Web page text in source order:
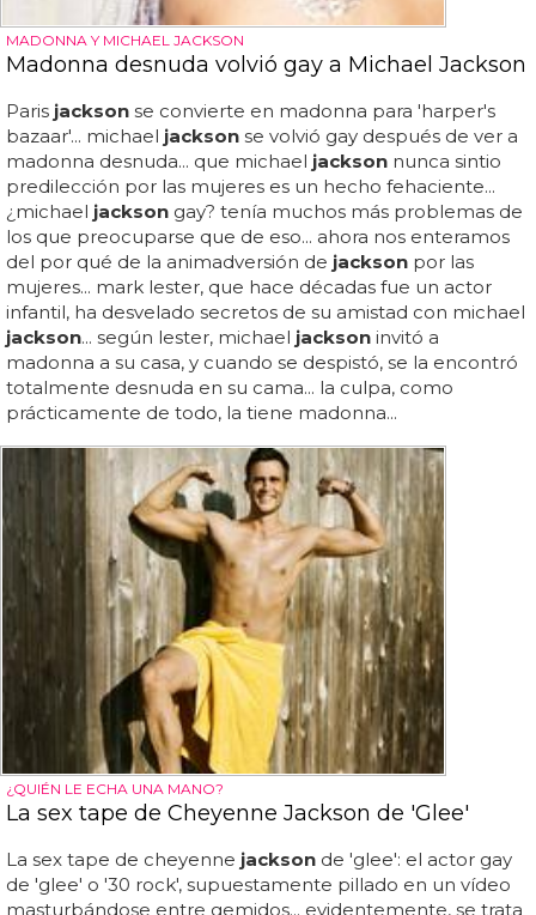
MADONNA Y MICHAEL JACKSON
Madonna desnuda volvió gay a Michael Jackson
Paris jackson se convierte en madonna para 'harper's
bazaar'... michael jackson se volvió gay después de ver a
madonna desnuda... que michael jackson nunca sintio
predilección por las mujeres es un hecho fehaciente...
¿michael jackson gay? tenía muchos más problemas de
los que preocuparse que de eso... ahora nos enteramos
del por qué de la animadversión de jackson por las
mujeres... mark lester, que hace décadas fue un actor
infantil, ha desvelado secretos de su amistad con michael
jackson... según lester, michael jackson invitó a
madonna a su casa, y cuando se despistó, se la encontró
totalmente desnuda en su cama... la culpa, como
prácticamente de todo, la tiene madonna...
¿QUIÉN LE ECHA UNA MANO?
La sex tape de Cheyenne Jackson de 'Glee'
La sex tape de cheyenne jackson de 'glee': el actor gay
de 'glee' o '30 rock', supuestamente pillado en un vídeo
masturbándose entre gemidos... evidentemente, se trata